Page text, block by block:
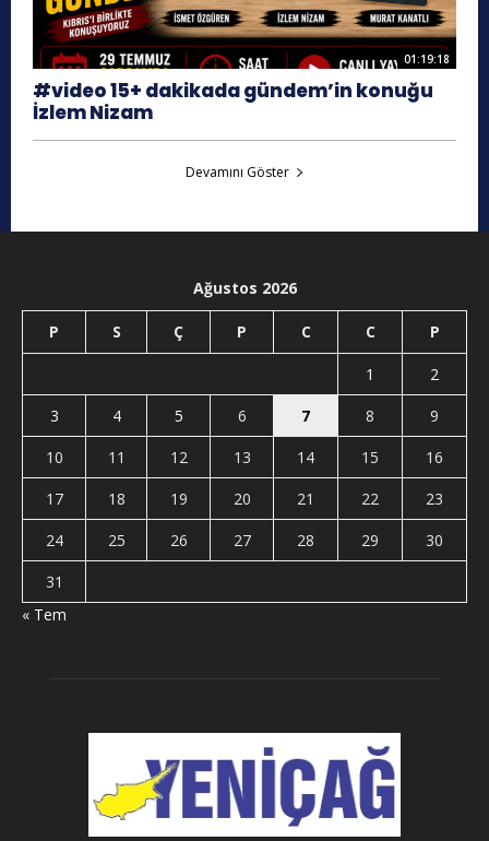
01:19:18
#video 15+ dakikada gündem’in konuğu
İzlem Nizam
Devamını Göster
Ağustos 2026
P S Ç P C C P
1
2
3
4 5 6 7 8
9
10
11 12 13 14 15
16
17
18 19 20 21 22
23
24
25 26 27 28 29
30
31
« Tem